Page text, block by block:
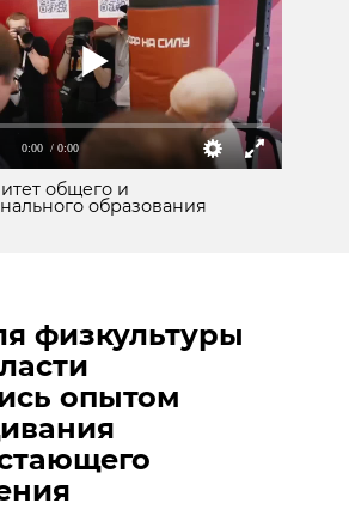
0:00 / 0:00
общего и
образования
физкультуры
опытом